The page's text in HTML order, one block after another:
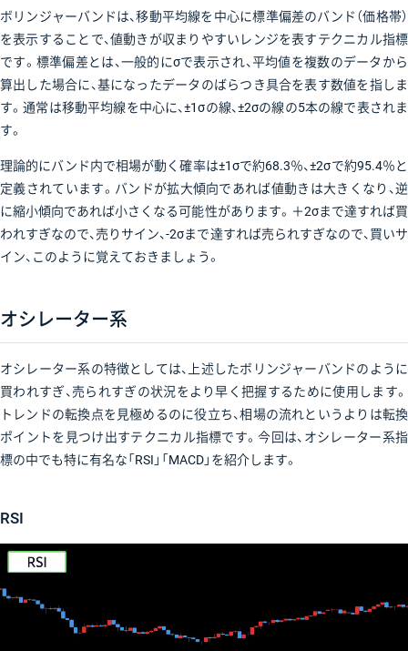
ボリンジャーバンドは、移動平均線を中心に標準偏差のバンド（価格帯）
を表示することで、値動きが収まりやすいレンジを表すテクニカル指標
です。標準偏差とは、一般的にσで表示され、平均値を複数のデータから
算出した場合に、基になったデータのばらつき具合を表す数値を指しま
す。通常は移動平均線を中心に、±1σの線、±2σの線の5本の線で表されま
す。
理論的にバンド内で相場が動く確率は±1σで約68.3％、±2σで約95.4％と
定義されています。バンドが拡大傾向であれば値動きは大きくなり、逆
に縮小傾向であれば小さくなる可能性があります。＋2σまで達すれば買
われすぎなので、売りサイン、-2σまで達すれば売られすぎなので、買いサ
イン、このように覚えておきましょう。
オシレーター系
オシレーター系の特徴としては、上述したボリンジャーバンドのように
買われすぎ、売られすぎの状況をより早く把握するために使用します。
トレンドの転換点を見極めるのに役立ち、相場の流れというよりは転換
ポイントを見つけ出すテクニカル指標です。今回は、オシレーター系指
標の中でも特に有名な「RSI」「MACD」を紹介します。
RSI